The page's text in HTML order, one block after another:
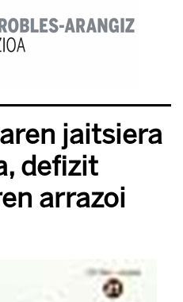
jaitsiera
defizit
arrazoi